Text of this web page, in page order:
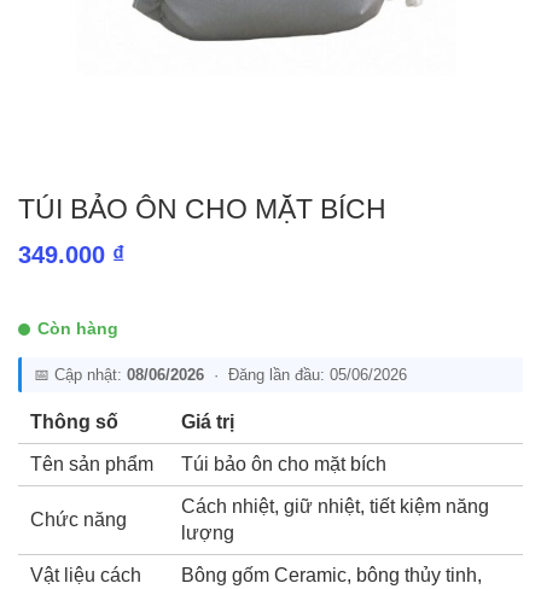
TÚI BẢO ÔN CHO MẶT BÍCH
349.000 ₫
Còn hàng
📅 Cập nhật: 08/06/2026 · Đăng lần đầu: 05/06/2026
Thông số Giá trị
Tên sản phẩm Túi bảo ôn cho mặt bích
Chức năng
Cách nhiệt, giữ nhiệt, tiết kiệm năng
lượng
Vật liệu cách
Bông gốm Ceramic, bông thủy tinh,